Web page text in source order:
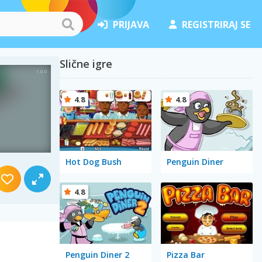
PRIJAVA REGISTRIRAJ SE
Slične igre
Hot Dog Bush
4.8
Penguin Diner
4.8
Penguin Diner 2
4.8
Pizza Bar